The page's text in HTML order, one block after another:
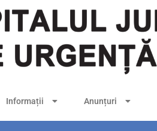
Informații Anunțuri